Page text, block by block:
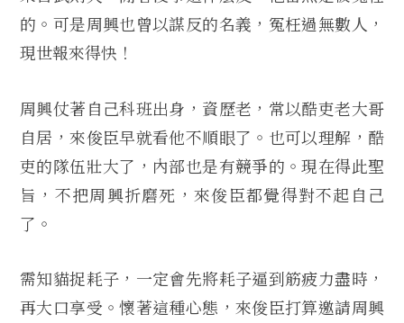
的。可是周興也曾以謀反的名義，冤枉過無數人，
現世報來得快！
周興仗著自己科班出身，資歷老，常以酷吏老大哥
自居，來俊臣早就看他不順眼了。也可以理解，酷
吏的隊伍壯大了，內部也是有競爭的。現在得此聖
旨，不把周興折磨死，來俊臣都覺得對不起自己
了。
需知貓捉耗子，一定會先將耗子逼到筋疲力盡時，
再大口享受。懷著這種心態，來俊臣打算邀請周興